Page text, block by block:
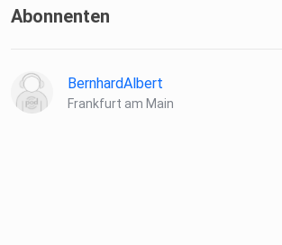
Abonnenten
BernhardAlbert
Frankfurt am Main